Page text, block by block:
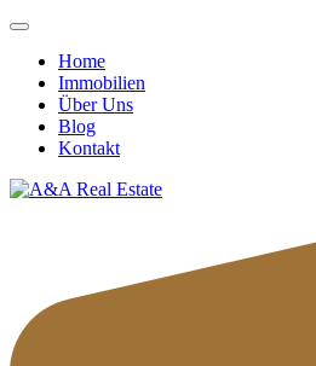
Home
Immobilien
Über Uns
Blog
Kontakt